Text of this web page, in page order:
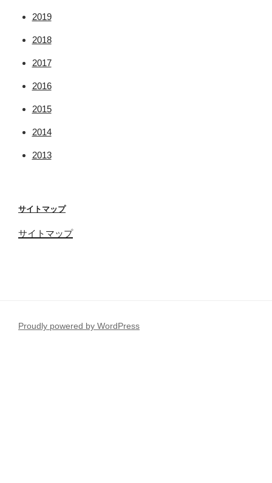
2019
2018
2017
2016
2015
2014
2013
サイトマップ
サイトマップ
Proudly powered by WordPress